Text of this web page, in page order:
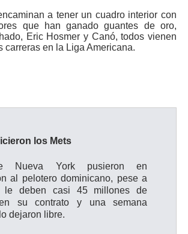
a tener un cuadro interior con
que han ganado guantes de oro,
Eric Hosmer y Canó, todos vienen
carreras en la Liga Americana.
los Mets
Nueva York pusieron en
al pelotero dominicano, pese a
le deben casi 45 millones de
su contrato y una semana
dejaron libre.